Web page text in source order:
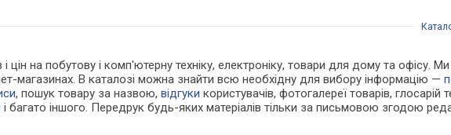
і цін на побутову і комп'ютерну техніку, електроніку, товари для дому та офісу.
магазинах. В каталозі можна знайти всю необхідну для вибору інформацію —
, пошук товару за назвою,відгуки користувачів, фотогалереї товарів, глосарій
і багато іншого. Передрук будь-яких матеріалів тільки за письмовою згодою